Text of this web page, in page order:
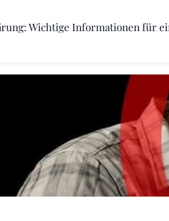
Wichtige Informationen für